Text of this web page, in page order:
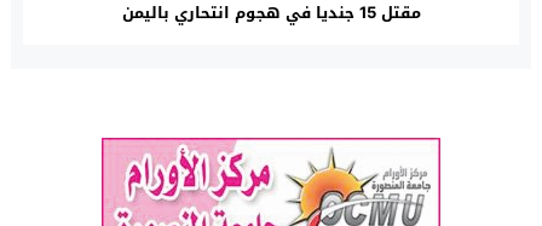
مقتل 15 جنديا في هجوم انتحاري باليمن